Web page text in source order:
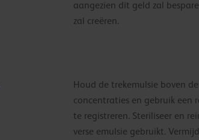
aangezien dit geld zal
zal creëren.
Houd de trekemulsie boven
concentraties en gebruik een
te registreren. Steriliseer en
verse emulsie gebruikt.